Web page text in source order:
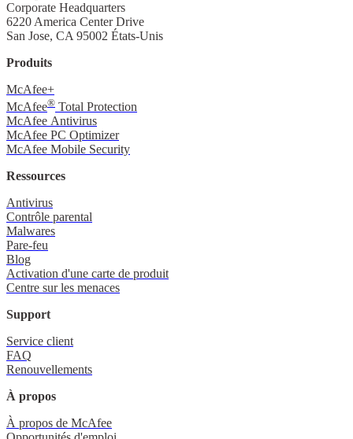
Corporate Headquarters
6220 America Center Drive
San Jose, CA 95002 États-Unis
Produits
McAfee+
McAfee® Total Protection
McAfee Antivirus
McAfee PC Optimizer
McAfee Mobile Security
Ressources
Antivirus
Contrôle parental
Malwares
Pare-feu
Blog
Activation d'une carte de produit
Centre sur les menaces
Support
Service client
FAQ
Renouvellements
À propos
À propos de McAfee